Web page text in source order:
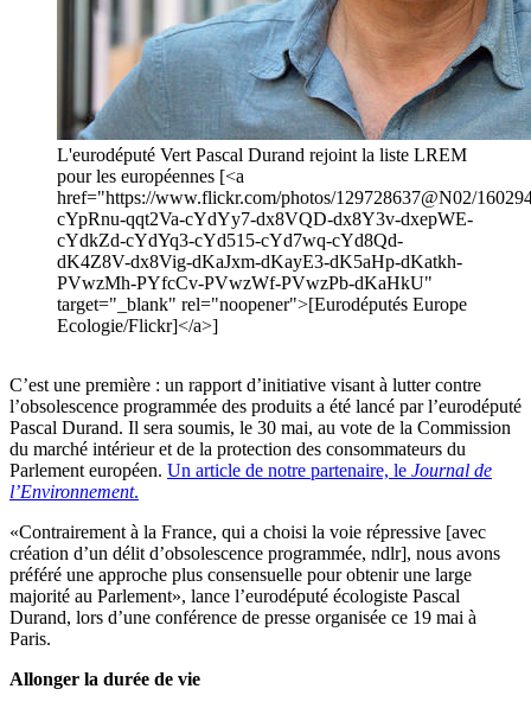
L'eurodéputé Vert Pascal Durand rejoint la liste LREM
pour les européennes [<a
href="https://www.flickr.com/photos/129728637@N02/
cYpRnu-qqt2Va-cYdYy7-dx8VQD-dx8Y3v-dxepWE-
cYdkZd-cYdYq3-cYd515-cYd7wq-cYd8Qd-
dK4Z8V-dx8Vig-dKaJxm-dKayE3-dK5aHp-dKatkh-
PVwzMh-PYfcCv-PVwzWf-PVwzPb-dKaHkU"
target="_blank" rel="noopener">[Eurodéputés Europe
Ecologie/Flickr]</a>]
C’est une première : un rapport d’initiative visant à lutter contre
l’obsolescence programmée des produits a été lancé par l’eurodéputé
Pascal Durand. Il sera soumis, le 30 mai, au vote de la Commission
du marché intérieur et de la protection des consommateurs du
Parlement européen. Un article de notre partenaire, le Journal de
l’Environnement.
«Contrairement à la France, qui a choisi la voie répressive [avec
création d’un délit d’obsolescence programmée, ndlr], nous avons
préféré une approche plus consensuelle pour obtenir une large
majorité au Parlement», lance l’eurodéputé écologiste Pascal
Durand, lors d’une conférence de presse organisée ce 19 mai à
Paris.
Allonger la durée de vie